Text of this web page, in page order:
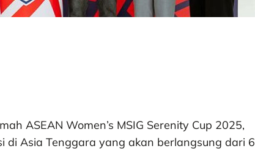
ASEAN Women’s MSIG Serenity Cup 2025,
Asia Tenggara yang akan berlangsung dari 6